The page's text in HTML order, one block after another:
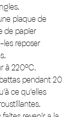
plaque de
de papier
les reposer
à 220°C.
pendant 20
ce qu’elles